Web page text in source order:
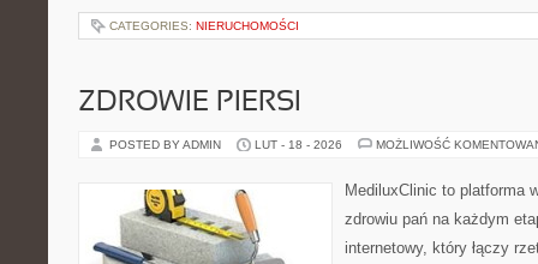
CATEGORIES: NIERUCHOMOŚCI
ZDROWIE PIERSI
POSTED BY ADMIN LUT - 18 - 2026 MOŻLIWOŚĆ
MediluxClinic to platforma
zdrowiu pań na każdym
internetowy, który łączy